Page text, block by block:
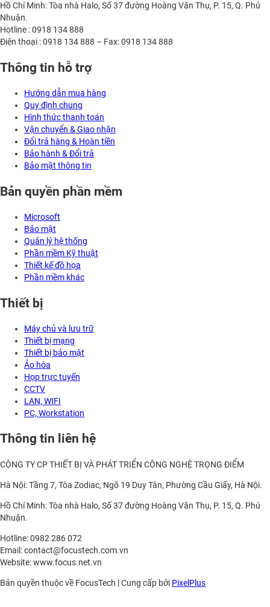
Hồ Chí Minh: Tòa nhà Halo, Số 37 đường Hoàng Văn Thụ, P. 15, Q. Phú
Nhuận.
Hotline : 0918 134 888
Điện thoại : 0918 134 888 – Fax: 0918 134 888
Thông tin hỗ trợ
Hướng dẫn mua hàng
Quy định chung
Hình thức thanh toán
Vận chuyển & Giao nhận
Đổi trả hàng & Hoàn tiền
Bảo hành & Đổi trả
Bảo mật thông tin
Bản quyền phần mềm
Microsoft
Bảo mật
Quản lý hệ thống
Phần mềm Kỹ thuật
Thiết kế đồ họa
Phần mềm khác
Thiết bị
Máy chủ và lưu trữ
Thiết bị mạng
Thiết bị bảo mật
Ảo hóa
Họp trực tuyến
CCTV
LAN, WIFI
PC, Workstation
Thông tin liên hệ
CÔNG TY CP THIẾT BỊ VÀ PHÁT TRIỂN CÔNG NGHỆ TRỌNG ĐIỂM
Hà Nội: Tầng 7, Tòa Zodiac, Ngõ 19 Duy Tân, Phường Cầu Giấy, Hà Nội.
Hồ Chí Minh: Tòa nhà Halo, Số 37 đường Hoàng Văn Thụ, P. 15, Q. Phú
Nhuận.
Hotline: 0982 286 072
Email: contact@focustech.com.vn
Website: www.focus.net.vn
Bản quyền thuộc về FocusTech |Cung cấp bởi PixelPlus